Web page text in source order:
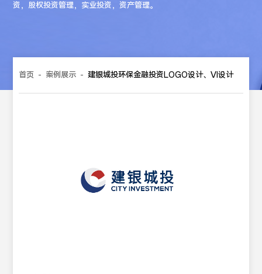
资，股权投资管理，实业投资，资产管理。
首页 - 案例展示 - 建银城投环保金融投资LOGO设计、VI设计